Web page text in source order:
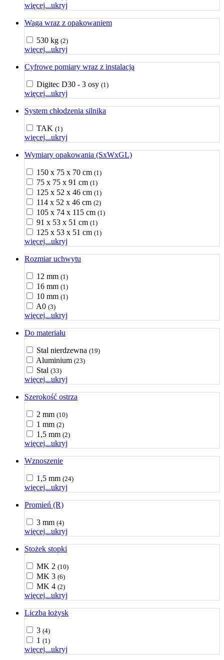
więcej...ukryj
Waga wraz z opakowaniem
530 kg (2)
więcej...ukryj
Cyfrowe pomiary wraz z instalacją
Digitec D30 - 3 osy (1)
więcej...ukryj
System chłodzenia silnika
TAK (1)
więcej...ukryj
Wymiary opakowania (SxWxGL)
150 x 75 x 70 cm (1)
75 x 75 x 91 cm (1)
125 x 52 x 46 cm (1)
114 x 52 x 46 cm (2)
105 x 74 x 115 cm (1)
91 x 53 x 51 cm (1)
125 x 53 x 51 cm (1)
więcej...ukryj
Rozmiar uchwytu
12 mm (1)
16 mm (1)
10 mm (1)
A0 (3)
więcej...ukryj
Do materiału
Stal nierdzewna (19)
Aluminium (23)
Stal (33)
więcej...ukryj
Szerokość ostrza
2 mm (10)
1 mm (2)
1,5 mm (2)
więcej...ukryj
Wznoszenie
1,5 mm (24)
więcej...ukryj
Promień (R)
3 mm (4)
więcej...ukryj
Stożek stopki
MK 2 (10)
MK 3 (6)
MK 4 (2)
więcej...ukryj
Liczba łożysk
3 (4)
1 (1)
więcej...ukryj